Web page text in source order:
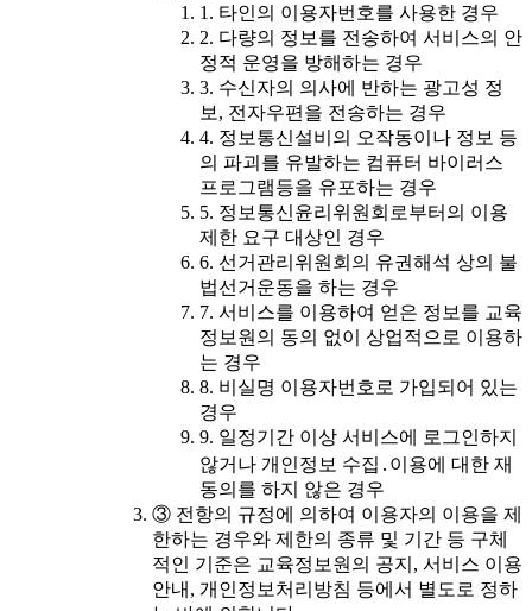
1. 타인의 이용자번호를 사용한 경우
2. 다량의 정보를 전송하여 서비스의 안
정적 운영을 방해하는 경우
3. 수신자의 의사에 반하는 광고성 정
보, 전자우편을 전송하는 경우
4. 정보통신설비의 오작동이나 정보 등
의 파괴를 유발하는 컴퓨터 바이러스
프로그램등을 유포하는 경우
5. 정보통신윤리위원회로부터의 이용
제한 요구 대상인 경우
6. 선거관리위원회의 유권해석 상의 불
법선거운동을 하는 경우
7. 서비스를 이용하여 얻은 정보를 교육
정보원의 동의 없이 상업적으로 이용하
는 경우
8. 비실명 이용자번호로 가입되어 있는
경우
9. 일정기간 이상 서비스에 로그인하지
않거나 개인정보 수집․이용에 대한 재
동의를 하지 않은 경우
③ 전항의 규정에 의하여 이용자의 이용을 제
한하는 경우와 제한의 종류 및 기간 등 구체
적인 기준은 교육정보원의 공지, 서비스 이용
안내, 개인정보처리방침 등에서 별도로 정하